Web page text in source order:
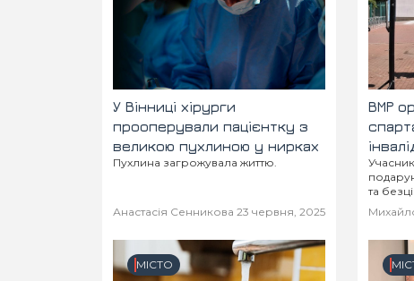
У Вінниці хірурги
прооперували пацієнтку з
великою пухлиною у нирках
Пухлина загрожувала життю.
Анастасія Сенникова 23 червня, 2025
ВМР
та
МІСТО